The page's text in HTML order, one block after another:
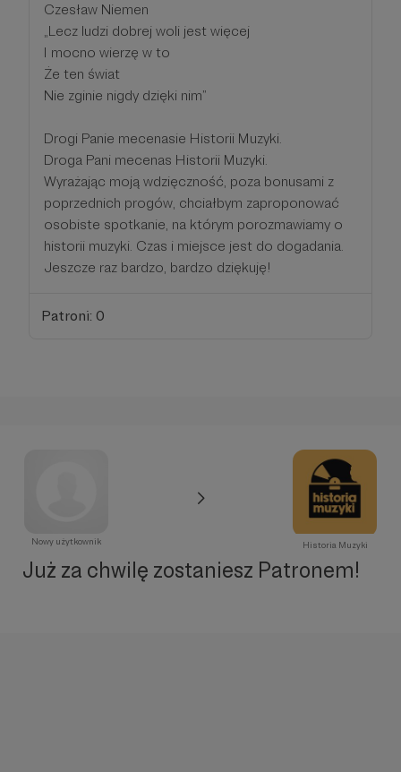
Czesław Niemen
„Lecz ludzi dobrej woli jest więcej
I mocno wierzę w to
Że ten świat
Nie zginie nigdy dzięki nim”
Drogi Panie mecenasie Historii Muzyki.
Droga Pani mecenas Historii Muzyki.
Wyrażając moją wdzięczność, poza bonusami z
poprzednich progów, chciałbym zaproponować
osobiste spotkanie, na którym porozmawiamy o
historii muzyki. Czas i miejsce jest do dogadania.
Jeszcze raz bardzo, bardzo dziękuję!
Patroni: 0
Nowy użytkownik Historia Muzyki
Już za chwilę zostaniesz Patronem!